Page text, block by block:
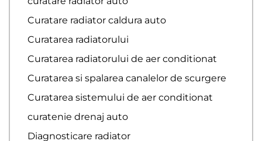
Curatare radiator caldura auto
Curatarea radiatorului
Curatarea radiatorului de aer conditionat
Curatarea si spalarea canalelor de scurgere
Curatarea sistemului de aer conditionat
curatenie drenaj auto
Diagnosticare radiator